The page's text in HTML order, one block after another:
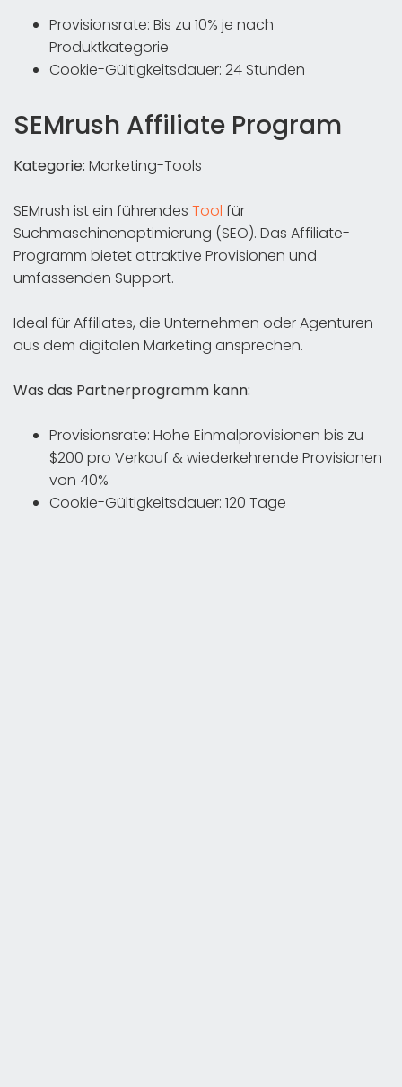
Provisionsrate: Bis zu 10% je nach
Produktkategorie
Cookie-Gültigkeitsdauer: 24 Stunden
SEMrush Affiliate Program
Kategorie: Marketing-Tools
SEMrush ist ein führendes Tool für
Suchmaschinenoptimierung (SEO). Das Affiliate-
Programm bietet attraktive Provisionen und
umfassenden Support.
Ideal für Affiliates, die Unternehmen oder Agenturen
aus dem digitalen Marketing ansprechen.
Was das Partnerprogramm kann:
Provisionsrate: Hohe Einmalprovisionen bis zu
$200 pro Verkauf & wiederkehrende Provisionen
von 40%
Cookie-Gültigkeitsdauer: 120 Tage